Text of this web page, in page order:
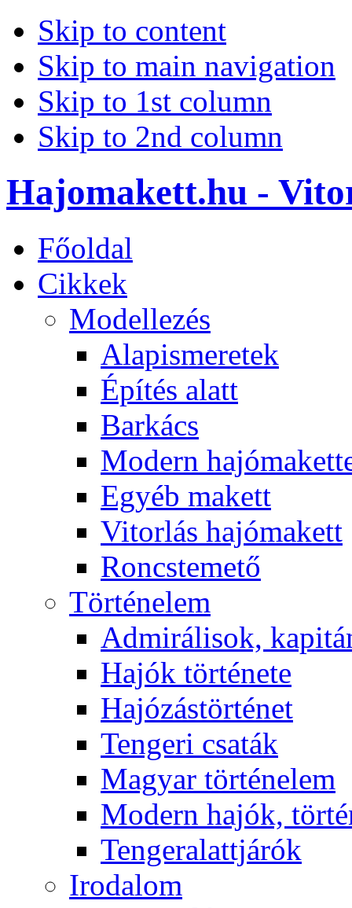
Skip to content
Skip to main navigation
Skip to 1st column
Skip to 2nd column
Hajomakett.hu -
Főoldal
Cikkek
Modellezés
Alapismeretek
Építés alatt
Barkács
Modern
Egyéb makett
Vitorlás hajómakett
Roncstemető
Történelem
Admirálisok,
Hajók története
Hajózástörténet
Tengeri csaták
Magyar történelem
Modern hajók,
Tengeralattjárók
Irodalom